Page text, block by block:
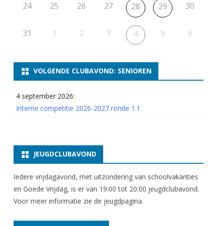
24 25 26 27 28 29 30
31 1 2 3 4 5 6
VOLGENDE CLUBAVOND: SENIOREN
4 september 2026:
Interne competitie 2026-2027 ronde 1.1
JEUGDCLUBAVOND
Iedere vrijdagavond, met uitzondering van schoolvakanties
en Goede Vrijdag, is er van 19:00 tot 20:00 jeugdclubavond.
Voor meer informatie zie de jeugdpagina.